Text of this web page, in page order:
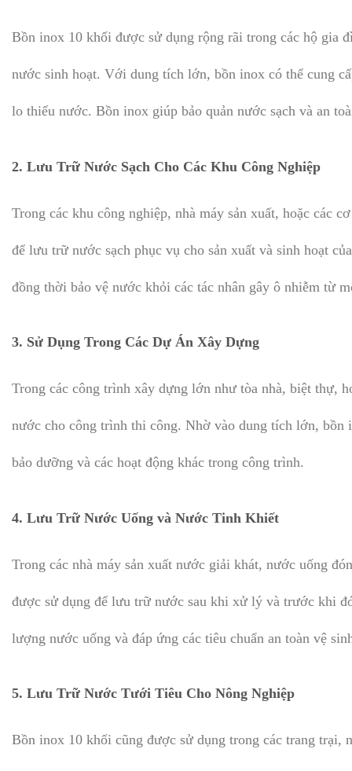
Bồn inox 10 khối được sử dụng rộng rãi trong các hộ gia
nước sinh hoạt. Với dung tích lớn, bồn inox có thể cung
lo thiếu nước. Bồn inox giúp bảo quản nước sạch và an
2. Lưu Trữ Nước Sạch Cho Các Khu Công Nghiệp
Trong các khu công nghiệp, nhà máy sản xuất, hoặc các
để lưu trữ nước sạch phục vụ cho sản xuất và sinh hoạt
đồng thời bảo vệ nước khỏi các tác nhân gây ô nhiễm từ
3. Sử Dụng Trong Các Dự Án Xây Dựng
Trong các công trình xây dựng lớn như tòa nhà, biệt thự,
nước cho công trình thi công. Nhờ vào dung tích lớn,
bảo dưỡng và các hoạt động khác trong công trình.
4. Lưu Trữ Nước Uống và Nước Tinh Khiết
Trong các nhà máy sản xuất nước giải khát, nước uống
được sử dụng để lưu trữ nước sau khi xử lý và trước khi
lượng nước uống và đáp ứng các tiêu chuẩn an toàn vệ
5. Lưu Trữ Nước Tưới Tiêu Cho Nông Nghiệp
Bồn inox 10 khối cũng được sử dụng trong các trang